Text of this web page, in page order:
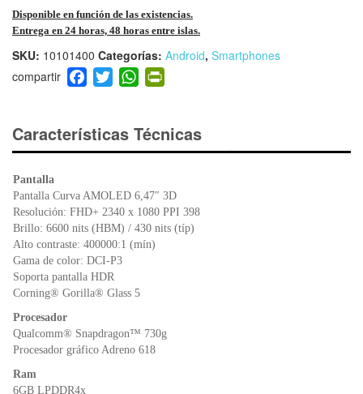
Disponible en función de las existencias.
Entrega en 24 horas, 48 horas entre islas.
SKU: 10101400 Categorías: Android, Smartphones
F
a
e
b
o
k
T
wi
er
W
h
s
A
p
ri
e
dl
y
Características Técnicas
Pantalla
Pantalla Curva AMOLED 6,47″ 3D
Resolución: FHD+ 2340 x 1080 PPI 398
Brillo: 6600 nits (HBM) / 430 nits (típ)
Alto contraste: 400000:1 (mín)
Gama de color: DCI-P3
Soporta pantalla HDR
Corning® Gorilla® Glass 5
Procesador
Qualcomm® Snapdragon™ 730g
Procesador gráfico Adreno 618
Ram
6GB LPDDR4x